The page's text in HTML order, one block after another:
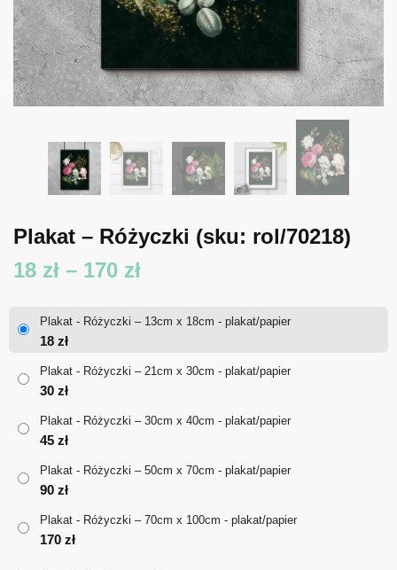
Plakat – Różyczki (sku: rol/70218)
18 zł – 170 złZakres
18 zł
Plakat - Różyczki – 13cm x 18cm - plakat/papier
18 zł
Plakat - Różyczki – 21cm x 30cm - plakat/papier
30 zł
Plakat - Różyczki – 30cm x 40cm - plakat/papier
45 zł
Plakat - Różyczki – 50cm x 70cm - plakat/papier
90 zł
Plakat - Różyczki – 70cm x 100cm - plakat/papier
170 zł